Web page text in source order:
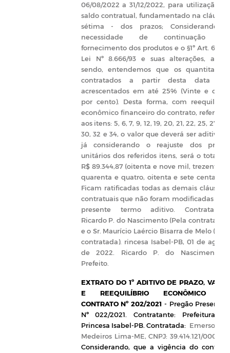
06/08/2022 a 31/12/2022, para utilização do
saldo contratual, fundamentado na cláusula
sétima - dos prazos; Considerando, a
necessidade de continuação do
fornecimento dos produtos e o §1º Art. 65 da
Lei Nº 8.666/93 e suas alterações, assim
sendo, entendemos que os quantitativos
contratados a partir desta data fica
acrescentados em até 25% (Vinte e cinco
por cento). Desta forma, com reequilíbrio
econômico financeiro do contrato, referente
aos itens: 5, 6, 7, 9, 12, 19, 20, 21, 22, 25, 27, 28,
30, 32 e 34, o valor que deverá ser aditivado
já considerando o reajuste dos preços
unitários dos referidos itens, será o total de
R$ 89.344,87 (oitenta e nove mil, trezentos e
quarenta e quatro, oitenta e sete centavos).
Ficam ratificadas todas as demais cláusulas
contratuais que não foram modificadas pelo
presente termo aditivo.Contratantes:
Ricardo P. do Nascimento (Pela contratante)
e o Sr. Maurício Laércio Bisarra de Melo(Pela
contratada). rincesa Isabel-PB, 01 de agosto
de 2022. Ricardo P. do Nascimento –
Prefeito.
EXTRATO DO 1º ADITIVO DE PRAZO, VALOR
E REEQUILÍBRIO ECONÔMICO DE
CONTRATO Nº 202/2021 - Pregão Presencial
Nº022/2021. Contratante: Prefeitura de
Princesa Isabel-PB.Contratada: Emerson de
Medeiros Lima-ME, CNPJ: 39.414.121/0001-15
Considerando, que a vigência do contrato